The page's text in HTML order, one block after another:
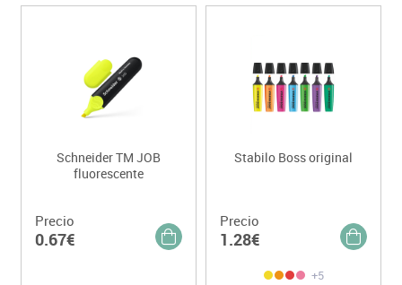
Schneider TM JOB
fluorescente
Precio
0.67€
Stabilo Boss original
Precio
1.28€
+5